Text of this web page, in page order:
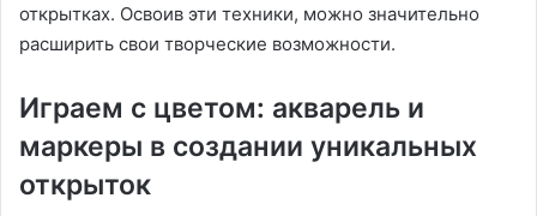
открытках. Освоив эти техники, можно значительно
расширить свои творческие возможности.
Играем с цветом: акварель и
маркеры в создании уникальных
открыток